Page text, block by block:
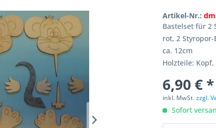
Artikel-Nr.:
Bastelset für 2
rot, 2
ca. 12cm
Holzteile:
6,90 € *
inkl. MwSt.zzgl.
Sofort